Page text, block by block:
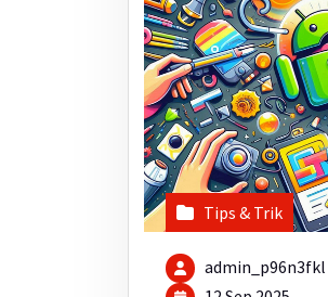
Tips & Trik
admin_p96n3fkl